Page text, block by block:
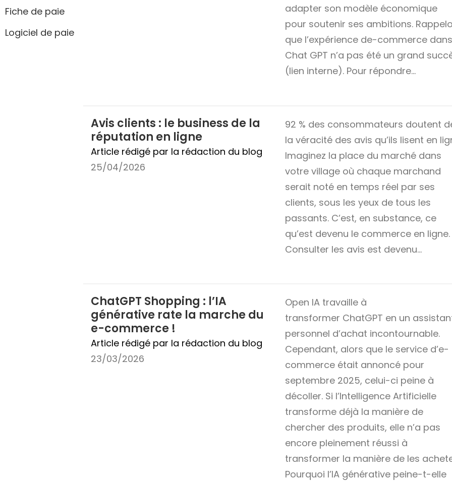
Fiche de paie
Logiciel de paie
adapter son modèle économique
pour soutenir ses ambitions.
que l’expérience de-commerce dans
Chat GPT n’a pas été un grand
(lien interne). Pour répondre…
Avis clients : le business de la
réputation en ligne
Article rédigé par la rédaction du blog
25/04/2026
92 % des consommateurs doutent
la véracité des avis qu’ils lisent en
Imaginez la place du marché dans
votre village où chaque marchand
serait noté en temps réel par ses
clients, sous les yeux de tous les
passants. C’est, en substance, ce
qu’est devenu le commerce en ligne.
Consulter les avis est devenu…
ChatGPT Shopping : l’IA
générative rate la marche du
e-commerce !
Article rédigé par la rédaction du blog
23/03/2026
Open IA travaille à
transformer ChatGPT en un
personnel d’achat incontournable.
Cependant, alors que le service d’e-
commerce était annoncé pour
septembre 2025, celui-ci peine à
décoller. Si l’Intelligence Artificielle
transforme déjà la manière de
chercher des produits, elle n’a pas
encore pleinement réussi à
transformer la manière de les
Pourquoi l’IA générative peine-t-elle